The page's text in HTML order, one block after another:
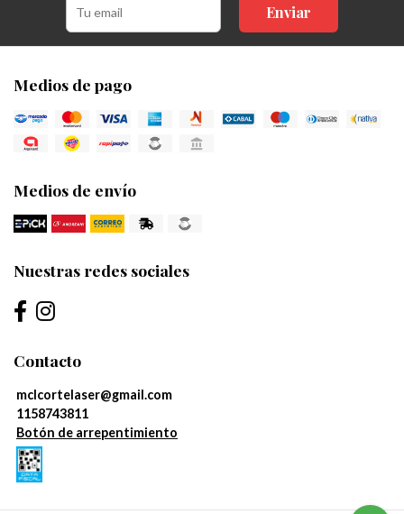
Enviar
Medios de pago
Medios de envío
Nuestras redes sociales
Contacto
mclcortelaser@gmail.com
1158743811
Botón de arrepentimiento